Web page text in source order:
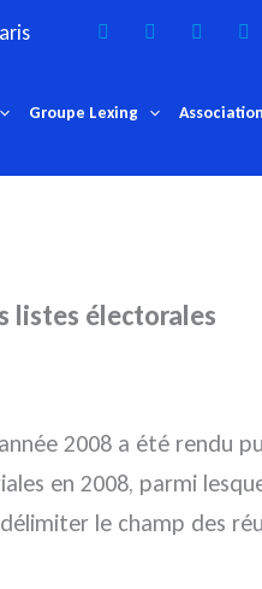
Groupe Lexing
listes électorales
2008 a été rendu
en 2008, parmi
le champ des